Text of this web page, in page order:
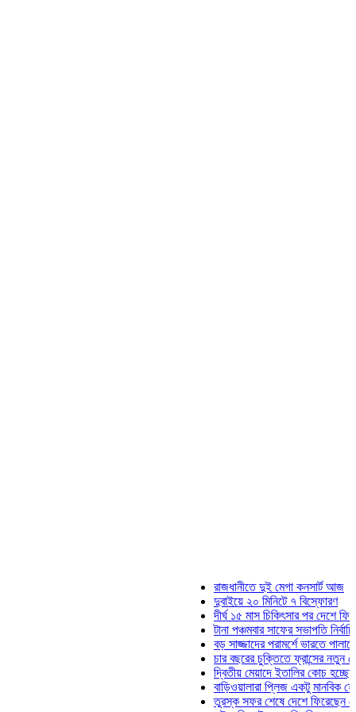
রাজধানীতে দুই মেগা কনসার্ট আজ
দুবাইয়ে ২০ মিনিটে ৭ বিস্ফোরণ
দীর্ঘ ১৫ মাস চিকিৎসার পর দেশে ফিরলেন
টানা পঞ্চমবার সাফের সভাপতি নির্বাচিত
বড় সাজ্জাদের পরামর্শে ভারতে পালাতে
চার বছরের চুক্তিতে ফ্রান্সের নতুন কোচ
দ্বিতীয় মেয়াদে ইতালির কোচ হচ্ছেন
বাড়িওয়ালারা প্লিজ একটু মানবিক হোন:
তুরস্ক সফর শেষে দেশে ফিরেছেন